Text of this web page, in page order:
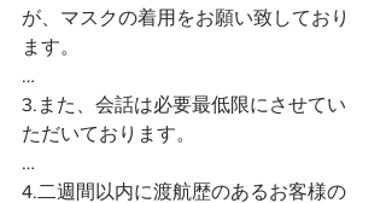
が、マスクの着用をお願い致しており
ます。
…
3.また、会話は必要最低限にさせてい
ただいております。
…
4.二週間以内に渡航歴のあるお客様の